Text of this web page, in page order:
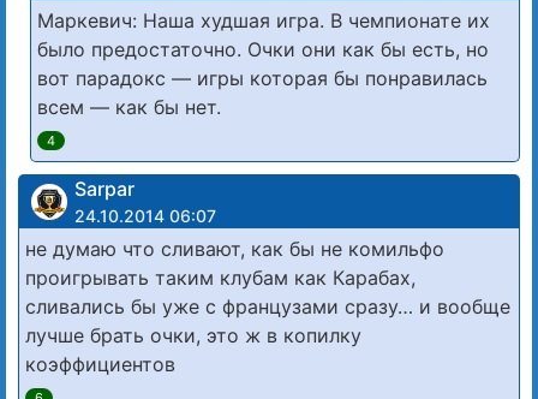
Маркевич: Наша худшая игра. В чемпионате их
было предостаточно. Очки они как бы есть, но
вот парадокс — игры которая бы понравилась
всем — как бы нет.
4
Sarpar
24.10.2014 06:07
не думаю что сливают, как бы не комильфо
проигрывать таким клубам как Карабах,
сливались бы уже с французами сразу… и вообще
лучше брать очки, это ж в копилку
коэффициентов